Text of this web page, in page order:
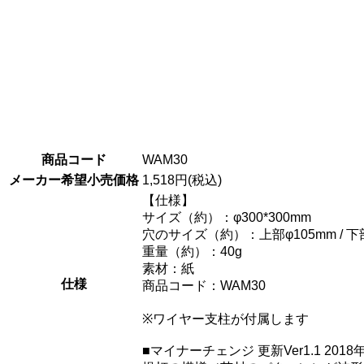
商品コード
WAM30
メーカー希望小売価格 1,518円(税込)
仕様
【仕様】
サイズ（約）：φ300*300mm
穴のサイズ（約）：上部φ105mm / 下
重量（約）：40g
素材：紙
商品コード：WAM30
※ワイヤー支柱が付属します
■マイナーチェンジ 更新Ver1.1 2018